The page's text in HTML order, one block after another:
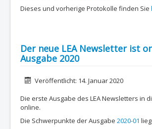
Dieses und vorherige Protokolle finden Sie
Der neue LEA Newsletter ist
Ausgabe 2020
DetailsVeröffentlicht: 14. Januar 2020
Die erste Ausgabe des LEA Newsletters in
online.
Die Schwerpunkte der Ausgabe 2020-01